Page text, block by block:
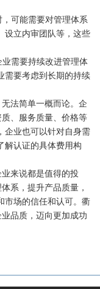
可能需要对管理体系
设立内审团队等，这些
需要持续改进管理体
需要考虑到长期的持续
法简单一概而论。企
、服务质量、价格等
企业也可以针对自身需
解认证的具体费用构
来说都是值得的投
系，提升产品质量，
市场的信任和认可。衢
品质，迈向更加成功